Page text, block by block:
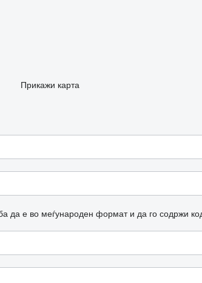
Прикажи карта
да е во меѓународен формат и да го содржи